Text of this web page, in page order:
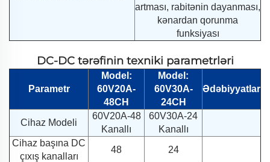
artması, rabitənin dayanması,
kənardan qorunma
funksiyası
DC-DC tərəfinin texniki parametrləri
Parametr
Model:
60V20A-
48CH
Model:
60V30A-
24CH
Ədəbiyyatlar
Cihaz Modeli
60V20A-48
Kanallı
60V30A-24
Kanallı
Cihaz başına DC
çıxış kanalları
48
24